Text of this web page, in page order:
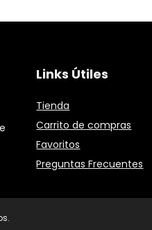
Links Útiles
Tienda
Carrito de compras
Favoritos
Preguntas Frecuentes